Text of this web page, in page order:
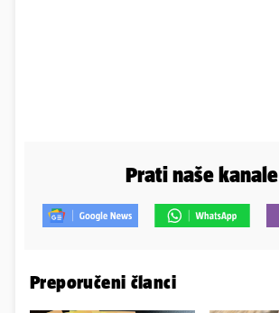
Prati naše kanale
Preporučeni članci